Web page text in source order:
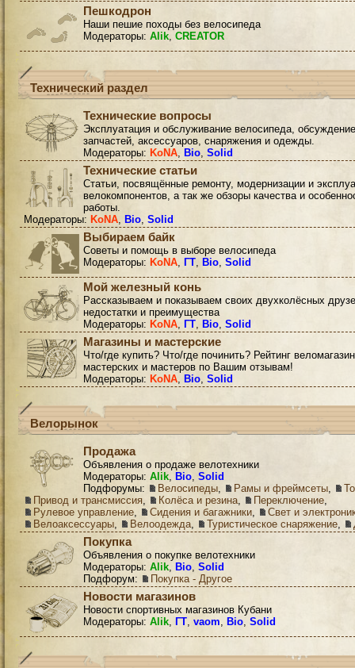
Пешкодрон
Наши пешие походы без велосипеда
Модераторы: Alik, CREATOR
Технический раздел
Технические вопросы
Эксплуатация и обслуживание велосипеда, обсуждение
запчастей, аксессуаров, снаряжения и одежды.
Модераторы: KoNA, Bio, Solid
Технические статьи
Статьи, посвящённые ремонту, модернизации и
велокомпонентов, а так же обзоры качества и
работы.
Модераторы: KoNA, Bio, Solid
Выбираем байк
Советы и помощь в выборе велосипеда
Модераторы: KoNA, ГТ, Bio, Solid
Мой железный конь
Рассказываем и показываем своих двухколёсных
недостатки и преимущества
Модераторы: KoNA, ГТ, Bio, Solid
Магазины и мастерские
Что/где купить? Что/где починить? Рейтинг
мастерских и мастеров по Вашим отзывам!
Модераторы: KoNA, Bio, Solid
Велорынок
Продажа
Объявления о продаже велотехники
Модераторы: Alik, Bio, Solid
Подфорумы:
Велосипеды, Рамы и фреймсеты,
Привод и трансмиссия, Колёса и резина, Переключение,
Рулевое управление, Сидения и багажники,
Свет и
Велоаксессуары, Велоодежда, Туристическое снаряжение,
Покупка
Объявления о покупке велотехники
Модераторы: Alik, Bio, Solid
Подфорум:
Покупка - Другое
Новости магазинов
Новости спортивных магазинов Кубани
Модераторы: Alik, ГТ, vaom, Bio, Solid